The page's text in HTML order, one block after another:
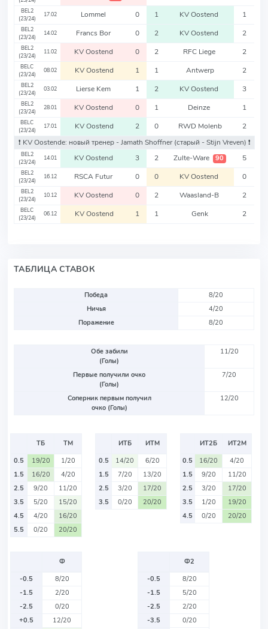
BEL2
(23/24)
17.02 Lommel 0 1 KV Oostend 1
BEL2
(23/24)
14.02 Francs Bor 0 2 KV Oostend 2
BEL2
(23/24)
11.02 KV Oostend 0 2 RFC Liege 2
BELC
(23/24)
08.02 KV Oostend 1 1 Antwerp 2
BEL2
(23/24)
03.02 Lierse Kem 1 2 KV Oostend 3
BEL2
(23/24)
28.01 KV Oostend 0 1 Deinze 1
BELC
(23/24)
17.01 KV Oostend 2 0 RWD Molenb
2
❗️ KV Oostende: новый тренер - Jamath Shoffner(старый - Stijn Vreven) ❗️
BEL2
(23/24)
14.01 KV Oostend 3 2 Zulte-Ware 90 5
BEL2
(23/24)
16.12 RSCA Futur 0 0 KV Oostend 0
BEL2
(23/24)
10.12 KV Oostend 0 2 Waasland-B 2
BELC
(23/24)
06.12 KV Oostend 1 1 Genk 2
ТАБЛИЦА СТАВОК
Победа
8/20
Ничья
4/20
Поражение
8/20
Обе забили
(Голы)
11/20
Первые получили очко
(Голы)
7/20
Соперник первым получил
очко (Голы)
12/20
ТБ
ТМ
0.5
19/20
1/20
1.5
16/20
4/20
2.5
9/20
11/20
3.5
5/20
15/20
4.5
4/20
16/20
5.5
0/20 20/20
ИТБ
ИТМ
0.5
14/20
6/20
1.5
7/20
13/20
2.5
3/20
17/20
3.5
0/20 20/20
ИТ2Б
ИТ2М
0.5
16/20
4/20
1.5
9/20
11/20
2.5
3/20
17/20
3.5
1/20
19/20
4.5
0/20 20/20
Ф
-0.5
8/20
-1.5
2/20
-2.5
0/20
+0.5
12/20
Ф2
-0.5
8/20
-1.5
5/20
-2.5
2/20
-3.5
0/20